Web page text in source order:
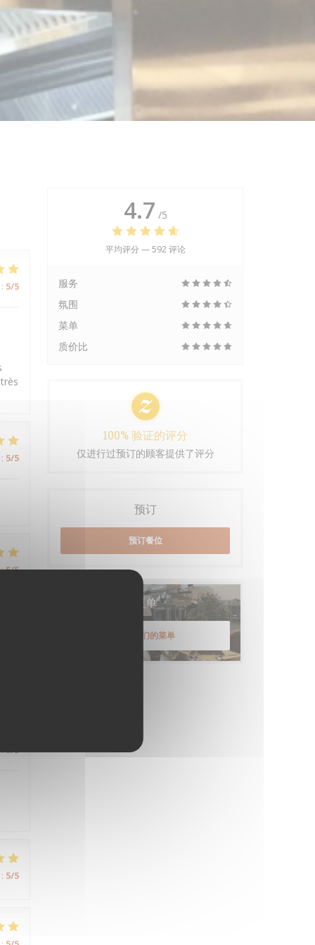
: 5/5
: 5/5
:5/5
:5/5
: 5/5
4.7 /5
平均评分 —592 评论
服务
氛围
菜单
质价比
100% 验证的评分
仅进行过预订的顾客提供了评分
预订
预订餐位
菜单
发现我们的菜单